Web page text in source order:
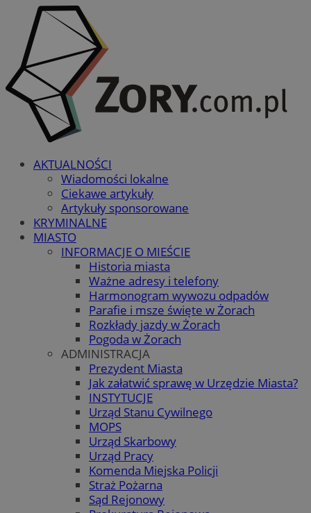
AKTUALNOŚCI
Wiadomości lokalne
Ciekawe artykuły
Artykuły sponsorowane
KRYMINALNE
MIASTO
INFORMACJE O MIEŚCIE
Historia miasta
Ważne adresy i telefony
Harmonogram wywozu odpadów
Parafie i msze święte w Żorach
Rozkłady jazdy w Żorach
Pogoda w Żorach
ADMINISTRACJA
Prezydent Miasta
Jak załatwić sprawę w Urzędzie Miasta?
INSTYTUCJE
Urząd Stanu Cywilnego
MOPS
Urząd Skarbowy
Urząd Pracy
Komenda Miejska Policji
Straż Pożarna
Sąd Rejonowy